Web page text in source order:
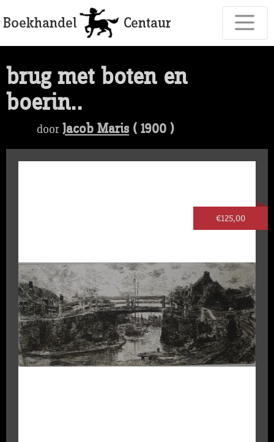
brug met boten en
boerin..
door Jacob Maris ( 1900 )
€125,00